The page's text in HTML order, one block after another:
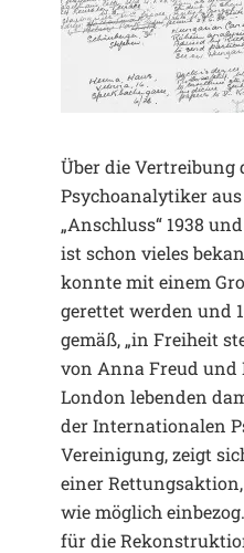
Über die Vertreibung
Psychoanalytiker
„Anschluss“ 1938
ist schon vieles
konnte mit einem
gerettet werden und
gemäß, „in Freiheit
von Anna Freud und
London lebenden
der Internationalen
Vereinigung, zeigt
einer
wie möglich
für die